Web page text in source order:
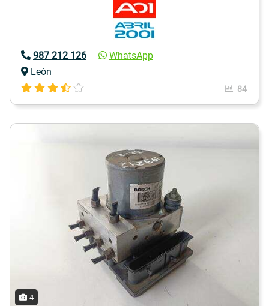
987 212 126
WhatsApp
León
84
4